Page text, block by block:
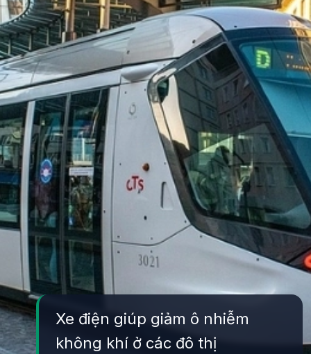
Xe điện giúp giảm ô nhiễm
không khí ở các đô thị